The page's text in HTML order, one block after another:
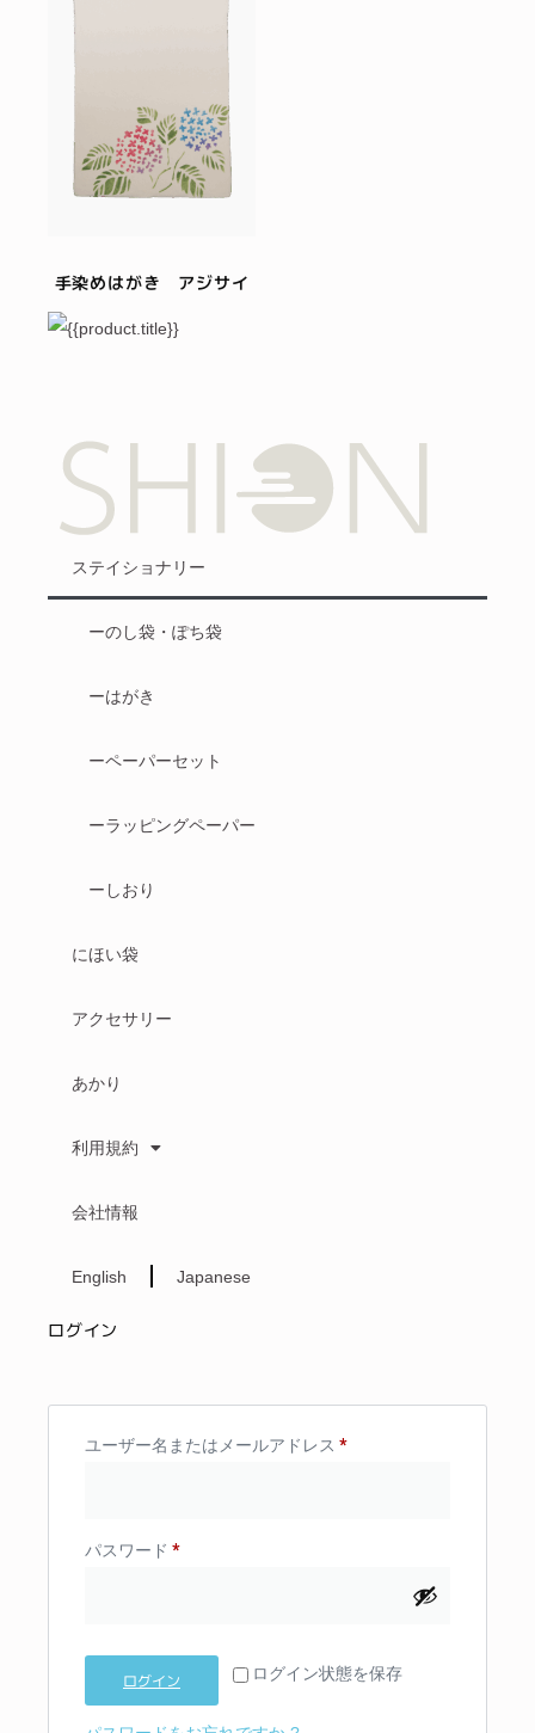
手染めはがき アジサイ
ステイショナリー
ーのし袋・ぽち袋
ーはがき
ーペーパーセット
ーラッピングペーパー
ーしおり
にほい袋
アクセサリー
あかり
利用規約
会社情報
English Japanese
ログイン
ユーザー名またはメールアドレス *
パスワード *
ログイン状態を保存
ログイン